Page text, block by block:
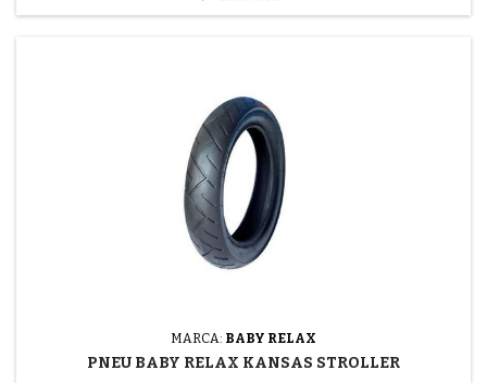
MARCA: BABY RELAX
PNEU BABY RELAX KANSAS STROLLER